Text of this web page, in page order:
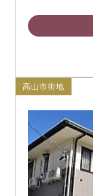
高山市街地